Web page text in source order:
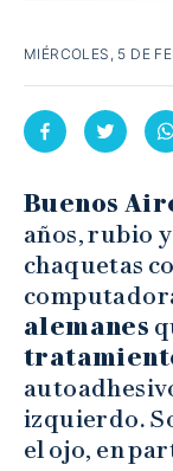
MIÉRCOLES, 5 DE
Buenos
años, rubio
chaquetas
alemanes
izquierdo.
el ojo, en